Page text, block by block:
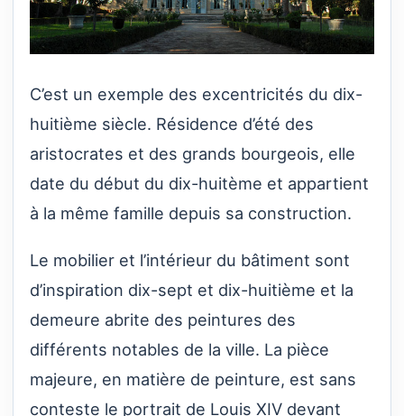
C’est un exemple des excentricités du dix-
huitième siècle. Résidence d’été des
aristocrates et des grands bourgeois, elle
date du début du dix-huitème et appartient
à la même famille depuis sa construction.
Le mobilier et l’intérieur du bâtiment sont
d’inspiration dix-sept et dix-huitième et la
demeure abrite des peintures des
différents notables de la ville. La pièce
majeure, en matière de peinture, est sans
conteste le portrait de Louis XIV devant